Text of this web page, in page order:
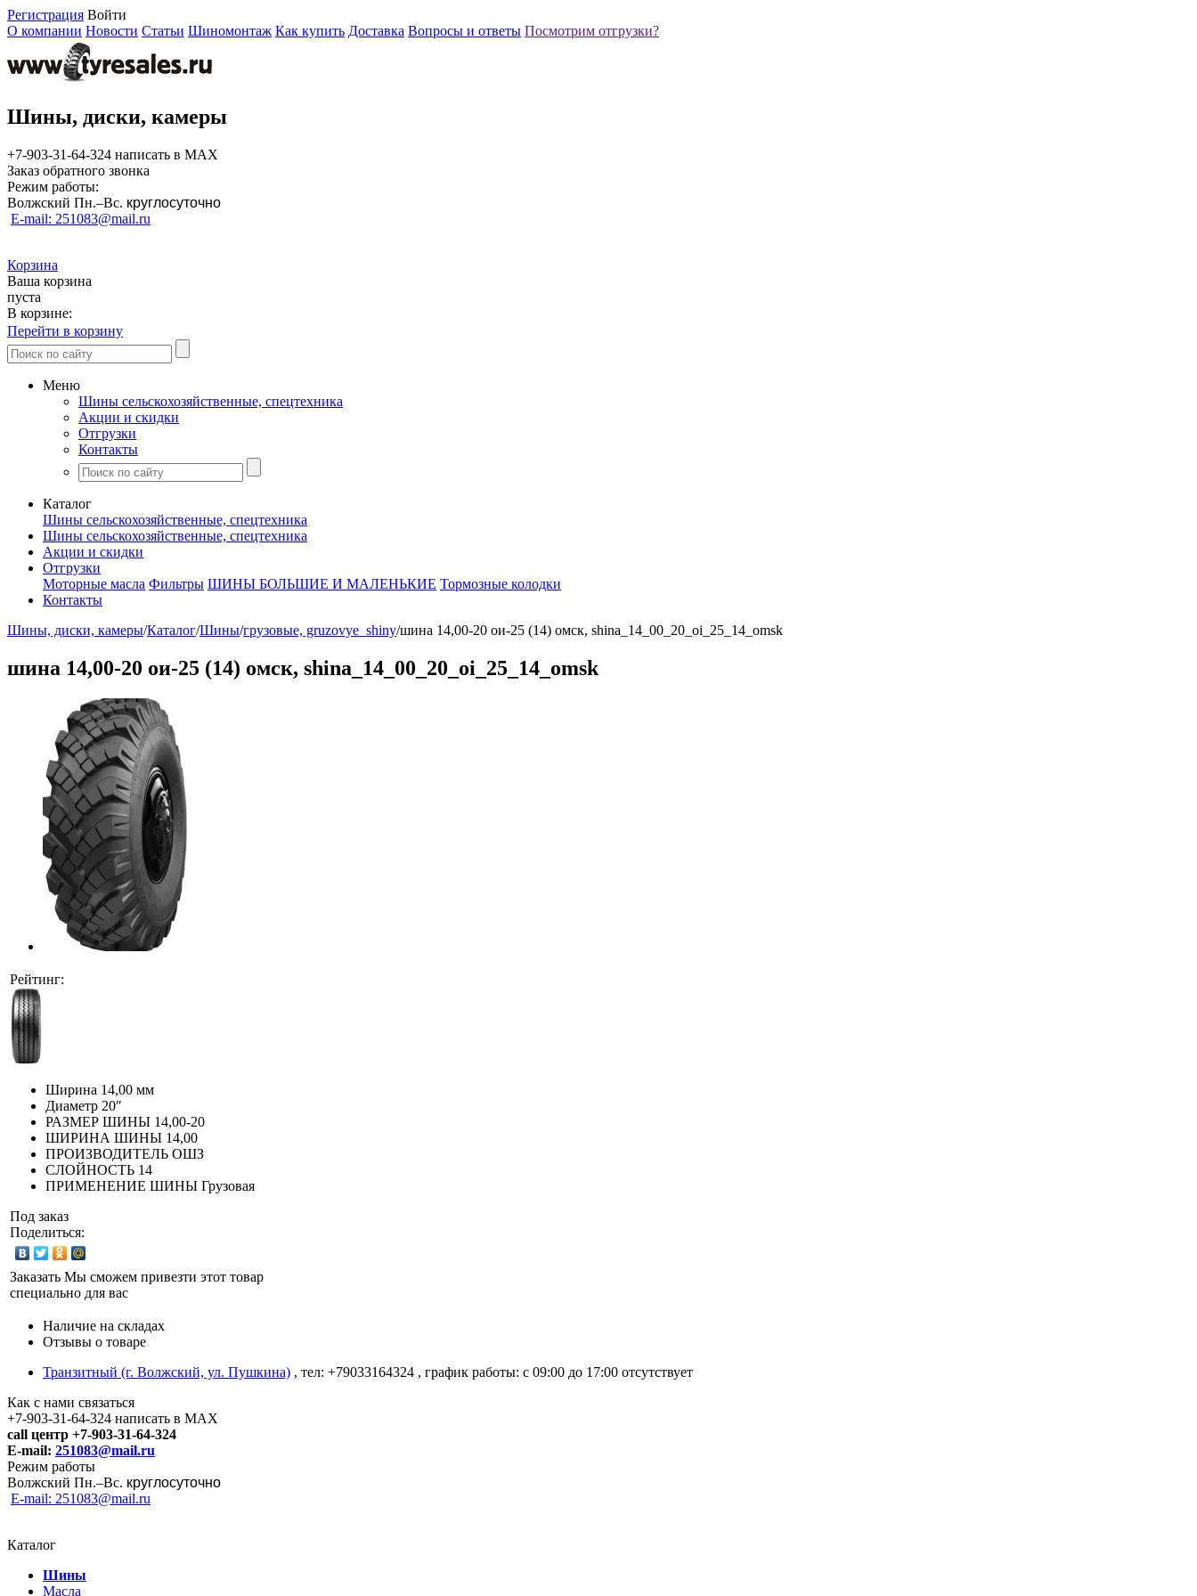
Регистрация Войти
О компании Новости Статьи Шиномонтаж Как купить Доставка Вопросы и ответы Посмотрим отгрузки?
Шины, диски, камеры
+7-903-31-64-324 написать в MAX
Заказ обратного звонка
Режим работы:
Волжский Пн.–Вс. круглосуточно
E-mail: 251083@mail.ru
Корзина
Ваша корзина
пуста
В корзине:
Перейти в корзину
Меню
Шины сельскохозяйственные, спецтехника
Акции и скидки
Отгрузки
Контакты
Каталог
Шины сельскохозяйственные, спецтехника
Шины сельскохозяйственные, спецтехника
Акции и скидки
Отгрузки
Моторные масла Фильтры ШИНЫ БОЛЬШИЕ И МАЛЕНЬКИЕ Тормозные колодки
Контакты
Шины, диски, камеры/Каталог/Шины/грузовые, gruzovye_shiny/шина 14,00-20 ои-25 (14) омск, shina_14_00_20_oi_25_14_omsk
шина 14,00-20 ои-25 (14) омск, shina_14_00_20_oi_25_14_omsk
Рейтинг:
Ширина 14,00 мм
Диаметр 20″
РАЗМЕР ШИНЫ 14,00-20
ШИРИНА ШИНЫ 14,00
ПРОИЗВОДИТЕЛЬ ОШЗ
СЛОЙНОСТЬ 14
ПРИМЕНЕНИЕ ШИНЫ Грузовая
Под заказ
Поделиться:
Заказать Мы сможем привезти этот товар
специально для вас
Наличие на складах
Отзывы о товаре
Транзитный (г. Волжский, ул. Пушкина) , тел: +79033164324 , график работы: с 09:00 до 17:00 отсутствует
Как с нами связаться
+7-903-31-64-324 написать в MAX
call центр +7-903-31-64-324
E-mail: 251083@mail.ru
Режим работы
Волжский Пн.–Вс. круглосуточно
E-mail: 251083@mail.ru
Каталог
Шины
Масла